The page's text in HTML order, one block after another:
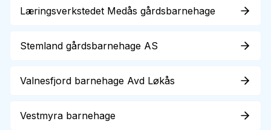
Læringsverkstedet Medås gårdsbarnehage
Stemland gårdsbarnehage AS
Valnesfjord barnehage Avd Løkås
Vestmyra barnehage